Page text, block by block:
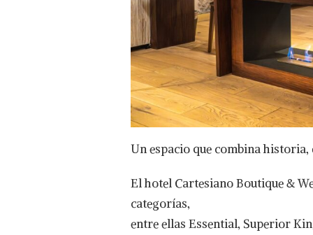
Un espacio que combina
El hotel Cartesiano Boutique &
categorías,
entre ellas Essential, Superior